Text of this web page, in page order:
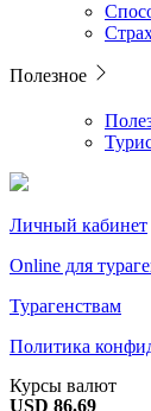
Полезное
Личный кабинет
Online для
Турагенствам
Политика
Курсы валют
USD 86.69